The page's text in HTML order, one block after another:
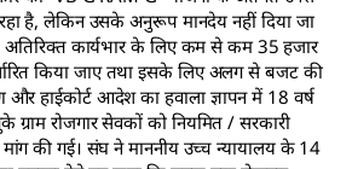
रहा है, लेकिन उसके अनुरूप मानदेय नहीं दिया जा
अतिरिक्त कार्यभार के लिए कम से कम 35 हजार
किया जाए तथा इसके लिए अलग से बजट की
और हाईकोर्ट आदेश का हवाला ज्ञापन में 18 वर्ष
रोजगार सेवकों को नियमित / सरकारी
मांग की गई। संघ ने माननीय उच्च न्यायालय के 14